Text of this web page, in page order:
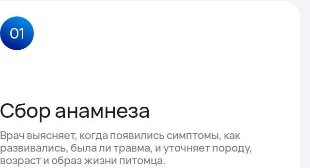
01
Сбор анамнеза
Врач выясняет, когда появились симптомы, как
развивались, была ли травма, и уточняет породу,
возраст и образ жизни питомца.